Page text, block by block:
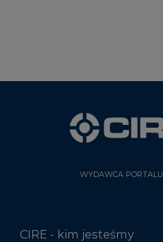
WYDAWCA PORTALU
CIRE - kim jesteśmy